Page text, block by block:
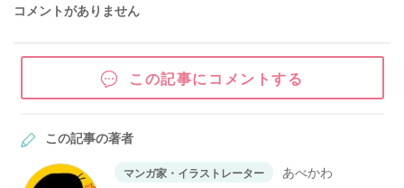
コメントがありません
この記事にコメントする
この記事の著者
マンガ家・イラストレーター あべかわ